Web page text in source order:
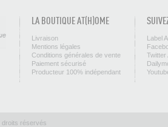
LA BOUTIQUE AT(H)OME
Livraison
Mentions légales
Conditions générales de vente
Paiement sécurisé
Producteur 100% indépendant
Label
Twitter
droits réservés